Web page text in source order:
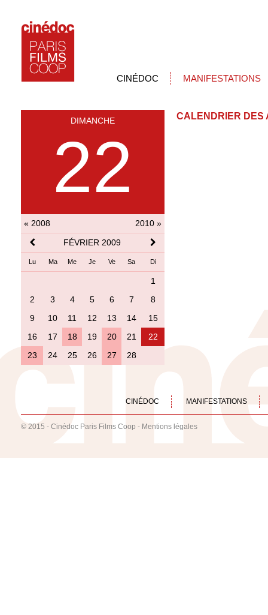
CINÉDOC MANIFESTATIONS
DIMANCHE
22
« 2008
2010 »
FÉVRIER 2009
Lu Ma Me Je Ve Sa Di
1
2
3 4 5 6 7
8
9
10 11 12 13 14
15
16
17 18 19 20 21
22
23
24 25 26 27 28
CALENDRIER DES
CINÉDOC MANIFESTATIONS
© 2015 - Cinédoc Paris Films Coop - Mentions légales